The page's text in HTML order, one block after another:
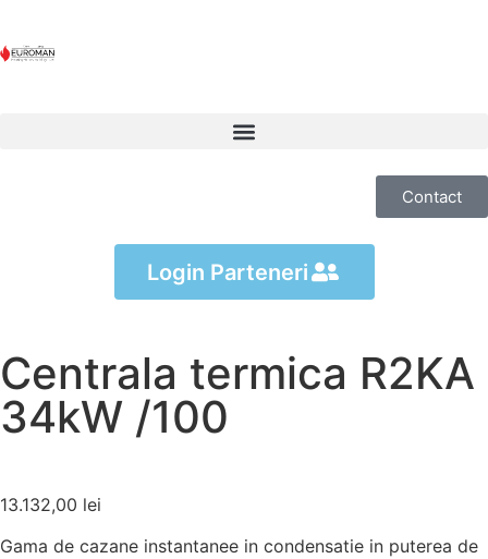
Contact
Login Parteneri
Centrala termica R2KA
34kW /100
13.132,00 lei
Gama de cazane instantanee in condensatie in puterea de